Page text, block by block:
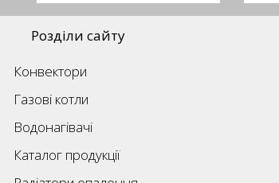
Розділи сайту
Конвектори
Газові котли
Водонагівачі
Каталог продукції